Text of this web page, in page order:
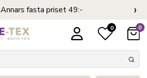
Annars fasta priset 49:- ›
0 0